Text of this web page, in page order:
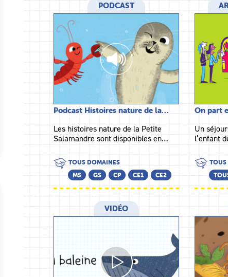
PODCAST
Podcast Histoires nature de la…
Les histoires nature de la Petite
Salamandre sont disponibles en…
TOUS DOMAINES
MS
GS CP CE1 CE2
On part
Un
l’enfant
VIDÉO